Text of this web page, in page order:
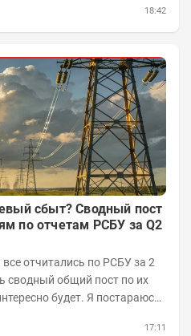
18:42
сбыт? Сводный пост
по отчетам РСБУ за Q2
отчитались по РСБУ за 2
сводный общий пост по их
Я постараюсь
17:11